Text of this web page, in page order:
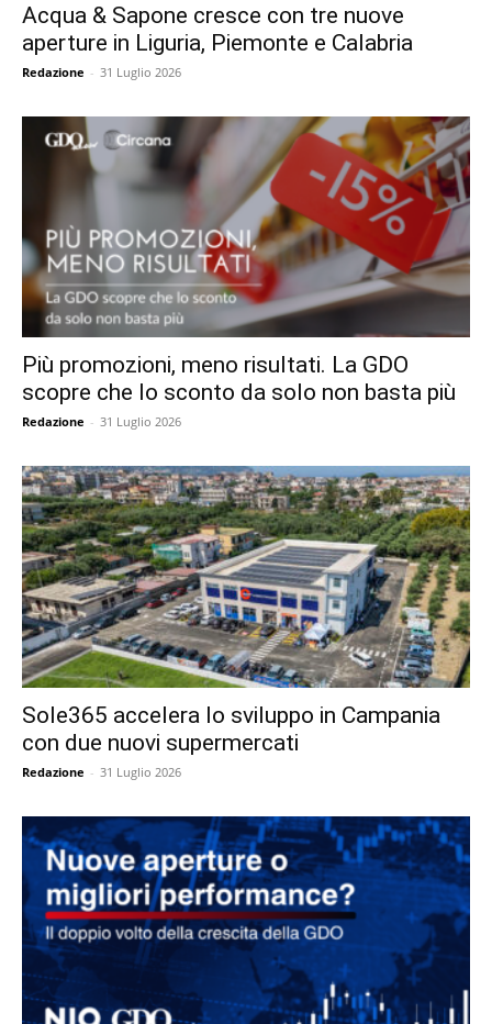
Acqua & Sapone cresce con tre nuove
aperture in Liguria, Piemonte e Calabria
Redazione - 31 Luglio 2026
Più promozioni, meno risultati. La GDO
scopre che lo sconto da solo non basta più
Redazione - 31 Luglio 2026
Sole365 accelera lo sviluppo in Campania
con due nuovi supermercati
Redazione - 31 Luglio 2026